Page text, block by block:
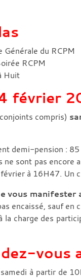
du RCPM
RCPM
Huit
février
compris)
demi-pension :
ne sont pas
à 16H47. Un
vous
encaissé, sauf
charge des
à partir de